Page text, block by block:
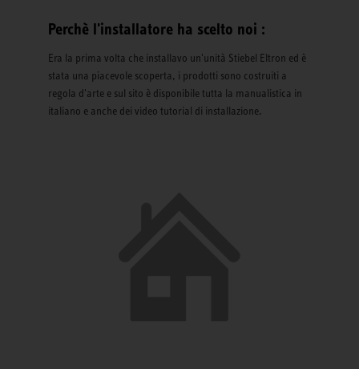
Perchè l'installatore ha scelto noi :
Era la prima volta che installavo un'unità Stiebel Eltron ed è
stata una piacevole scoperta, i prodotti sono costruiti a
regola d'arte e sul sito è disponibile tutta la manualistica in
italiano e anche dei video tutorial di installazione.